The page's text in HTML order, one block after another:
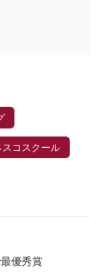
スコスクール
優秀賞